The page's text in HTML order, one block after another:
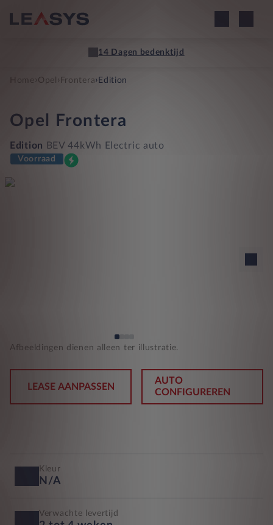
14 Dagen bedenktijd
Home › Opel › Frontera› Edition
Opel Frontera
Edition BEV 44kWh Electric auto
Voorraad
Afbeeldingen dienen alleen ter illustratie.
LEASE AANPASSEN
AUTO
CONFIGUREREN
Kleur
N/A
Verwachte levertijd